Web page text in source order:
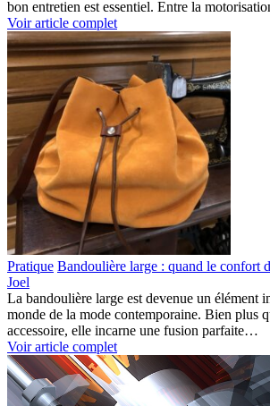
bon entretien est essentiel. Entre la
Voir article complet
Pratique Bandoulière large : quand le confort
Joel
La bandoulière large est devenue un élément
monde de la mode contemporaine. Bien plus
accessoire, elle incarne une fusion parfaite…
Voir article complet